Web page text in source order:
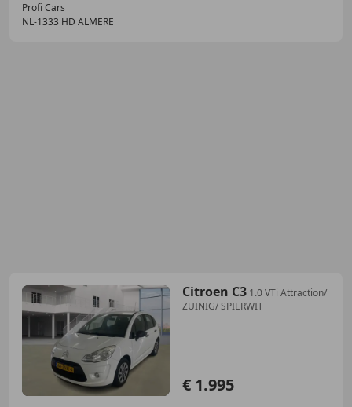
Profi Cars
NL-1333 HD ALMERE
Citroen C3 1.0 VTi Attraction/
ZUINIG/ SPIERWIT
€ 1.995